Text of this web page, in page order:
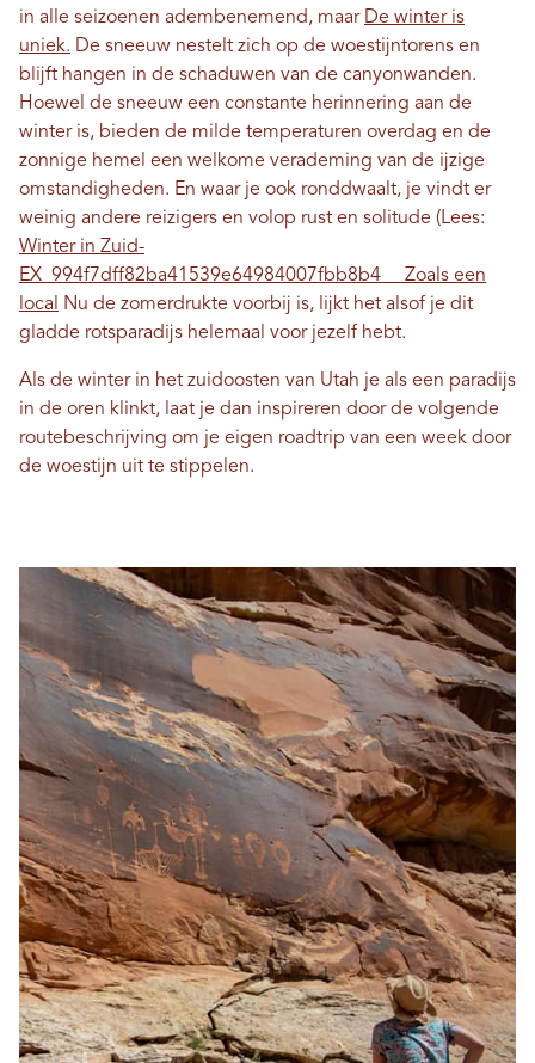
in alle seizoenen adembenemend, maar De winter is
uniek. De sneeuw nestelt zich op de woestijntorens en
blijft hangen in de schaduwen van de canyonwanden.
Hoewel de sneeuw een constante herinnering aan de
winter is, bieden de milde temperaturen overdag en de
zonnige hemel een welkome verademing van de ijzige
omstandigheden. En waar je ook ronddwaalt, je vindt er
weinig andere reizigers en volop rust en solitude (Lees:
Winter in Zuid-
EX_994f7dff82ba41539e64984007fbb8b4__ Zoals een
local
Nu de zomerdrukte voorbij is, lijkt het alsof je dit
gladde rotsparadijs helemaal voor jezelf hebt.
Als de winter in het zuidoosten van Utah je als een paradijs
in de oren klinkt, laat je dan inspireren door de volgende
routebeschrijving om je eigen roadtrip van een week door
de woestijn uit te stippelen.